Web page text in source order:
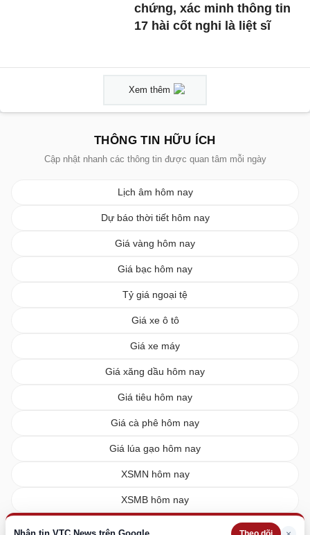
chứng, xác minh thông tin
17 hài cốt nghi là liệt sĩ
Xem thêm
THÔNG TIN HỮU ÍCH
Cập nhật nhanh các thông tin được quan tâm mỗi ngày
Lịch âm hôm nay
Dự báo thời tiết hôm nay
Giá vàng hôm nay
Giá bạc hôm nay
Tỷ giá ngoại tệ
Giá xe ô tô
Giá xe máy
Giá xăng dầu hôm nay
Giá tiêu hôm nay
Giá cà phê hôm nay
Giá lúa gạo hôm nay
XSMN hôm nay
XSMB hôm nay